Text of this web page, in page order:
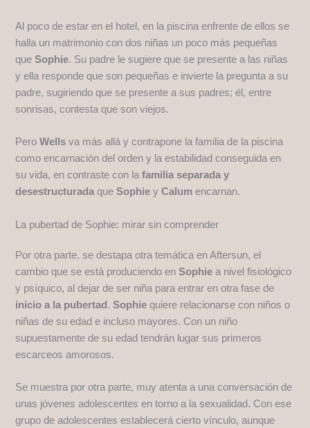
Al poco de estar en el hotel, en la piscina enfrente de ellos se
halla un matrimonio con dos niñas un poco más pequeñas
queSophie. Su padre le sugiere que se presente a las niñas
y ella responde que son pequeñas e invierte la pregunta a su
padre, sugiriendo que se presente a sus padres; él, entre
sonrisas, contesta que son viejos.
PeroWells va más allá y contrapone la familia de la piscina
como encarnación del orden y la estabilidad conseguida en
su vida, en contraste con lafamilia separada y
desestructuradaqueSophie yCalum encarnan.
La pubertad de Sophie: mirar sin comprender
Por otra parte, se destapa otra temática en Aftersun, el
cambio que se está produciendo enSophie a nivel fisiológico
y psíquico, al dejar de ser niña para entrar en otra fase de
inicio a la pubertad.Sophie quiere relacionarse con niños o
niñas de su edad e incluso mayores. Con un niño
supuestamente de su edad tendrán lugar sus primeros
escarceos amorosos.
Se muestra por otra parte, muy atenta a una conversación de
unas jóvenes adolescentes en torno a la sexualidad. Con ese
grupo de adolescentes establecerá cierto vínculo, aunque